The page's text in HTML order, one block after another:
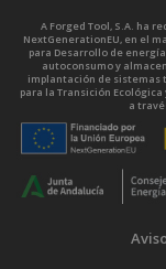
A Forged Tool, S.A. ha
NextGenerationEU, en el
para Desarrollo de
autoconsumo y
implantación de sistemas
para la Transición
a